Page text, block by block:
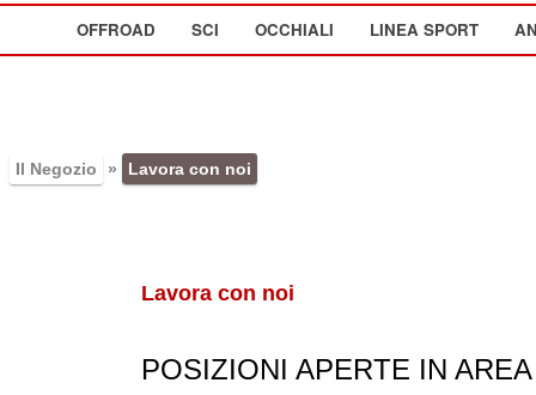
OFFROAD SCI OCCHIALI LINEA SPORT
Il Negozio » Lavora con noi
Lavora con noi
POSIZIONI APERTE IN